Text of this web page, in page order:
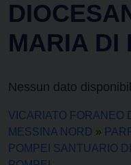
MARIA DI
Nessun dato
VICARIATO FORANEO
MESSINA NORD »
POMPEI SANTUARIO